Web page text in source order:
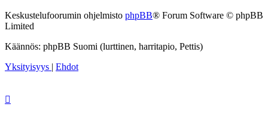
Keskustelufoorumin ohjelmisto phpBB® Forum Software © phpBB
Limited
Käännös: phpBB Suomi (lurttinen, harritapio, Pettis)
Yksityisyys | Ehdot